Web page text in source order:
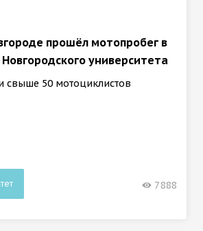
прошёл мотопробег в
университета
свыше 50 мотоциклистов
7888